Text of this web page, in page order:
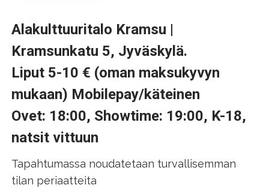
Alakulttuuritalo Kramsu |
Kramsunkatu 5, Jyväskylä.
Liput 5-10 € (oman maksukyvyn
mukaan) Mobilepay/käteinen
Ovet: 18:00, Showtime: 19:00, K-18,
natsit vittuun
Tapahtumassa noudatetaan turvallisemman
tilan periaatteita